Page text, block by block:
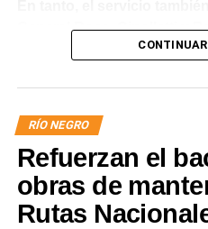
General Roca, Cipolletti y
localidades donde podrían
trabaja para sostener la
Por otra parte, en Gral. E.
turbiedad cercanos a 80
Chichinales rondan los 10
plantas continúan
permanente.
RÍO NEGRO
Refuerzan el
obras de
Rutas